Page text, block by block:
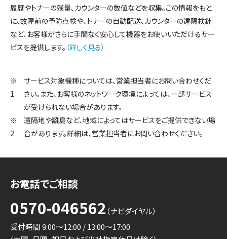
履歴やトナーの残量、カウンターの数値などを収集。この情報をもと
に、故障前の予防点検や、トナーの自動配送、カウンターの遠隔検針
など、お客様がさらに手間なく安心して機器をお使いいただけるサー
ビスを提供します。 （詳しく見る）
サービス対象機種については、営業担当者にお問い合わせくだ
さい。また、お客様のネットワーク環境によっては、一部サービス
が受けられない場合があります。
遠隔地や離島など、地域によってはサービスをご提供できない場
合があります。詳細は、営業担当者にお問い合わせください。
お電話でご相談
0570-046562 （ナビダイヤル）
受付時間 9:00～12:00 / 13:00～17:00